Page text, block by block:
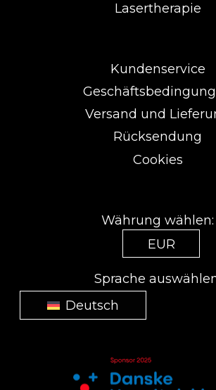
Lasertherapie
Kundenservice
Versand und
Rücksendung
Cookies
Währung wählen:
EUR
Sprache
Deutsch